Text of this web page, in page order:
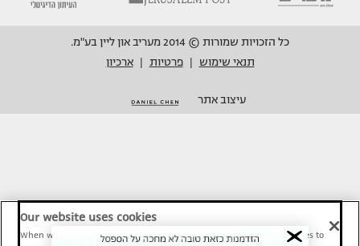
כל הזכויות שמורות © 2014 מעריב און ליין בע"מ.
תנאי שימוש
פרטיות ארכיון
עיצוב אתר
Our website uses cookies
When we provide Maariv, TMI and Sport1 content online, we use cookies to